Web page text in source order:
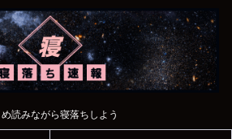
め読みながら寝落ちしよう